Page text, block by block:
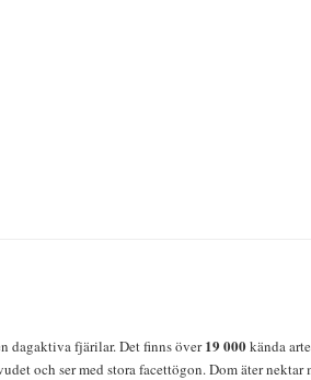
dagaktiva fjärilar. Det finns över19 000kända
och ser med stora facettögon. Dom äter